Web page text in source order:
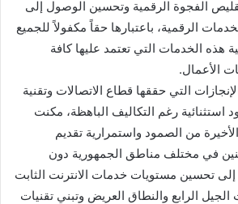
الفجوة الرقمية وتحسين الوصول إلى
الرقمية، باعتبارها حقاً مكفولاً للجميع
هذه الخدمات التي تعتمد عليها كافة
الأعمال.
التي حققها قطاع الاتصالات وتقنية
استثنائية رغم التكاليف الباهظة، مكنت
من الصمود واستمرارية تقديم
في مختلف مناطق الجمهورية دون
إلى تحسين مستويات خدمات الانترنت الثابت
الرابع والنطاق العريض وتبني تقنيات